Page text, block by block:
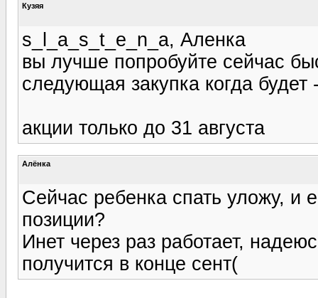
Кузяя
s_l_a_s_t_e_n_a, Аленка
вы лучше попробуйте сейчас
следующая закупка когда
акции только до 31 августа
Алёнка
Сейчас ребенка спать уложу, и
позиции?
Инет через раз работает,
получится в конце сент(